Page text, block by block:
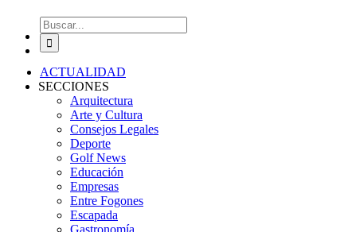
Buscar:
ACTUALIDAD
SECCIONES
Arquitectura
Arte y Cultura
Consejos Legales
Deporte
Golf News
Educación
Empresas
Entre Fogones
Escapada
Gastronomía